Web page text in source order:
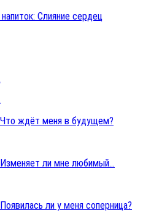
Слияние сердец
Что ждёт меня в будущем?
Изменяет ли мне любимый…
ли у меня соперница?